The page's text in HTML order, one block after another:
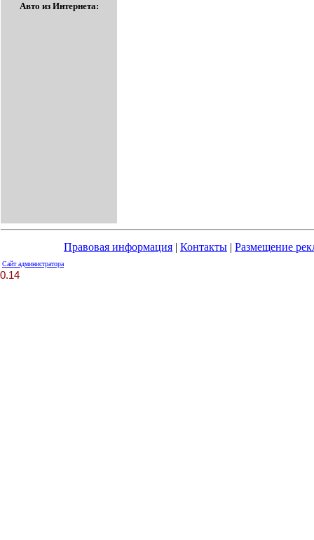
Авто из Интернета:
Правовая информация | Контакты | Размещение
Сайт администратора
0.14